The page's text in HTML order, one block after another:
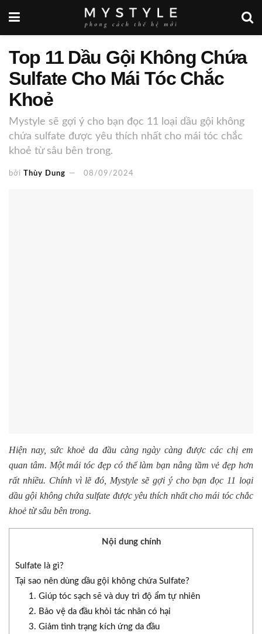
Top 11 Dầu Gội Không Chứa
Sulfate Cho Mái Tóc Chắc
Khoẻ
Mystyle sẽ gợi ý cho bạn đọc 11 loại dầu gội không
chứa sulfate được yêu thích nhất cho mái tóc chắc
khoẻ từ sâu bên trong.
bởi Thùy Dung 08/09/2024
Hiện nay, sức khoẻ da đầu càng ngày càng được các chị em
quan tâm. Một mái tóc đẹp có thể làm bạn nâng tầm vẻ đẹp hơn
rất nhiều. Chính vì lẽ đó, Mystyle sẽ gợi ý cho bạn đọc 11 loại
dầu gội không chứa sulfate được yêu thích nhất cho mái tóc chắc
khoẻ từ sâu bên trong.
Nội dung chính
Sulfate là gì?
Tại sao nên dùng dầu gội không chứa Sulfate?
1. Giúp tóc sạch sẽ và duy trì độ ẩm tự nhiên
2. Bảo vệ da đầu khỏi tác nhân có hại
3. Giảm tình trạng kích ứng da đầu